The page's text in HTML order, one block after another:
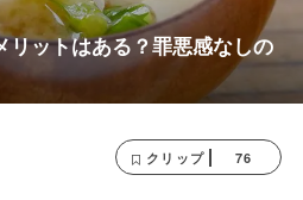
リットはある？罪悪感なしの
クリップ 76